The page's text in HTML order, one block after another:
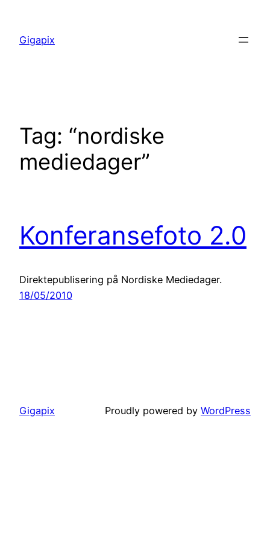
content
Gigapix
Tag: “nordiske
mediedager”
Konferansefoto 2.0
Direktepublisering på Nordiske Mediedager.
18/05/2010
Gigapix Proudly powered by WordPress